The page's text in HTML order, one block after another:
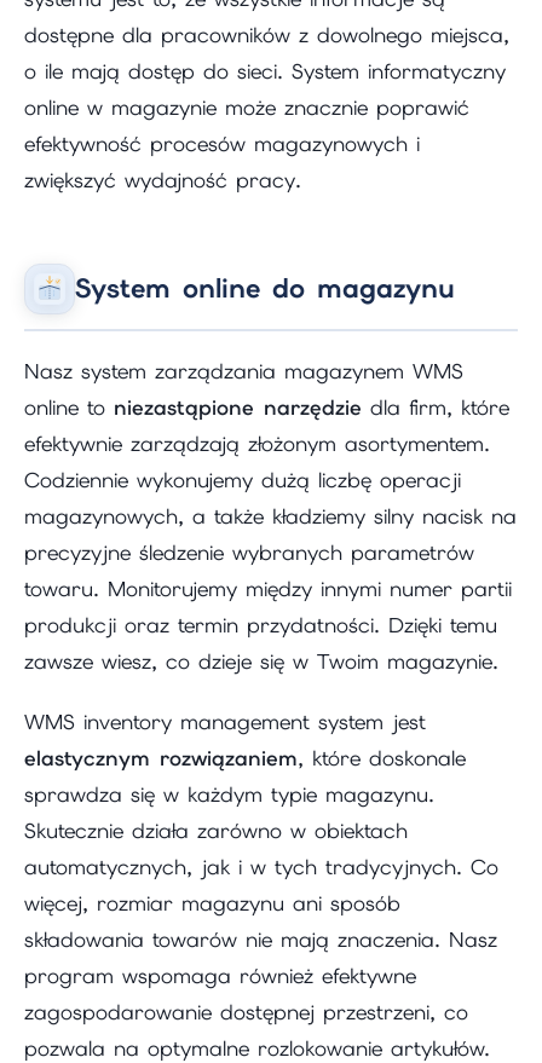
dostępne dla pracowników z dowolnego miejsca,
o ile mają dostęp do sieci. System informatyczny
online w magazynie może znacznie poprawić
efektywność procesów magazynowych i
zwiększyć wydajność pracy.
System online do magazynu
Nasz system zarządzania magazynem WMS
online to niezastąpione narzędzie dla firm, które
efektywnie zarządzają złożonym asortymentem.
Codziennie wykonujemy dużą liczbę operacji
magazynowych, a także kładziemy silny nacisk na
precyzyjne śledzenie wybranych parametrów
towaru. Monitorujemy między innymi numer partii
produkcji oraz termin przydatności. Dzięki temu
zawsze wiesz, co dzieje się w Twoim magazynie.
WMS inventory management system jest
elastycznym rozwiązaniem, które doskonale
sprawdza się w każdym typie magazynu.
Skutecznie działa zarówno w obiektach
automatycznych, jak i w tych tradycyjnych. Co
więcej, rozmiar magazynu ani sposób
składowania towarów nie mają znaczenia. Nasz
program wspomaga również efektywne
zagospodarowanie dostępnej przestrzeni, co
pozwala na optymalne rozlokowanie artykułów.